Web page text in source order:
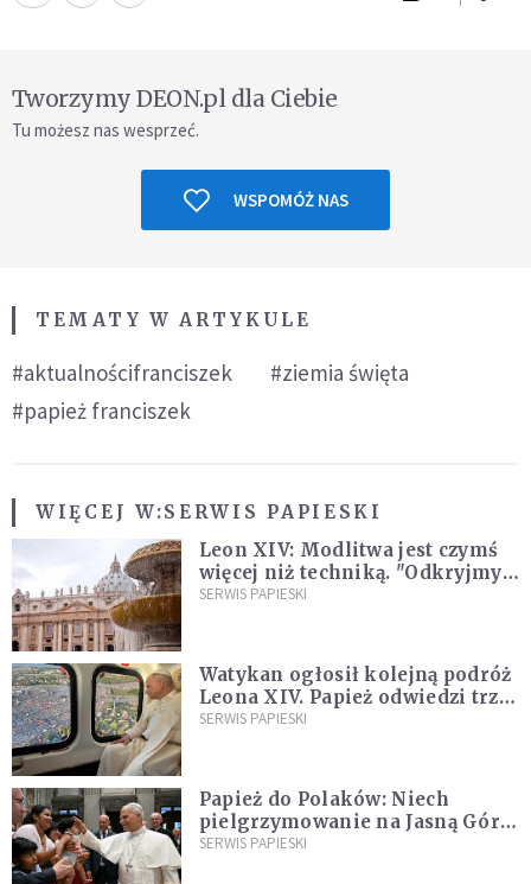
Tworzymy DEON.pl dla Ciebie
Tu możesz nas wesprzeć.
WSPOMÓŻ NAS
TEMATY W ARTYKULE
#aktualnościfranciszek
#ziemia święta
#papież franciszek
WIĘCEJ W:SERWIS PAPIESKI
Leon XIV: Modlitwa jest czymś
więcej niż techniką. "Odkryjmy
ją na nowo"
SERWIS PAPIESKI
Watykan ogłosił kolejną podróż
Leona XIV. Papież odwiedzi trzy
kraje Ameryki Południowej
SERWIS PAPIESKI
Papież do Polaków: Niech
pielgrzymowanie na Jasną Górę
umocni wiarę i nadzieję
SERWIS PAPIESKI